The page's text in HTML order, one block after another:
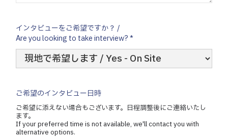
インタビューをご希望ですか？ /
Are you looking to take interview? *
ご希望のインタビュー日時
ご希望に添えない場合もございます。日程調整後にご連絡いたし
ます。
If your preferred time is not available, we'll contact you with
alternative options.